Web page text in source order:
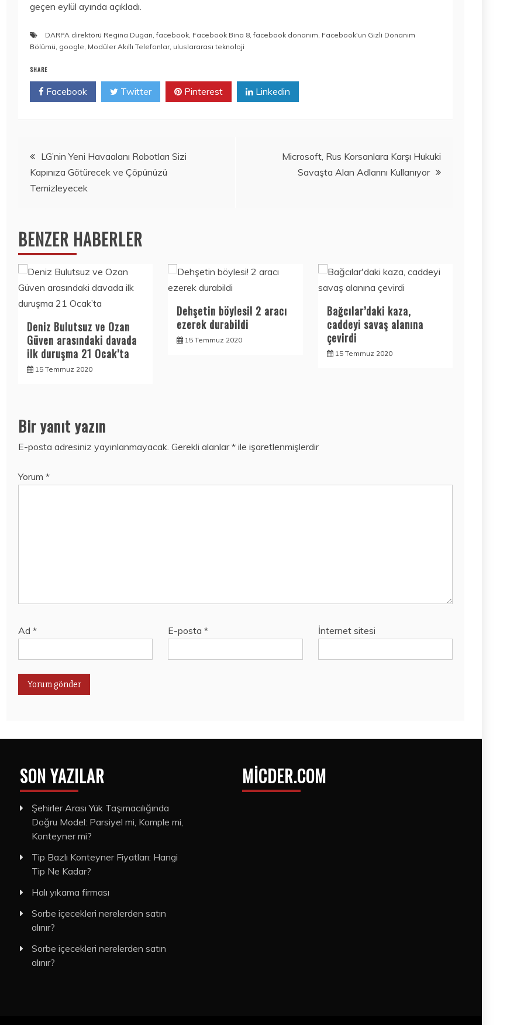
geçen eylül ayında açıkladı.
DARPA direktörü Regina Dugan,facebook, Facebook Bina 8,facebook donanım, Facebook'un Gizli Donanım
Bölümü, google, Modüler Akıllı Telefonlar, uluslararası teknoloji
SHARE
Facebook Twitter Pinterest Linkedin
Yazı
gezinmesi
LG’nin Yeni Havaalanı Robotları Sizi
Kapınıza Götürecek ve Çöpünüzü
Temizleyecek
Microsoft, Rus Korsanlara Karşı Hukuki
Savaşta Alan Adlarını Kullanıyor
BENZER HABERLER
Deniz Bulutsuz ve Ozan
Güven arasındaki davada
ilk duruşma 21 Ocak’ta
15 Temmuz 2020
Dehşetin böylesi! 2 aracı
ezerek durabildi
15 Temmuz 2020
Bağcılar’daki kaza,
caddeyi savaş alanına
çevirdi
15 Temmuz 2020
Bir yanıt yazın
E-posta adresiniz yayınlanmayacak. Gerekli alanlar* ile işaretlenmişlerdir
Yorum *
Ad * E-posta* İnternet sitesi
SON YAZILAR
Şehirler Arası Yük Taşımacılığında
Doğru Model: Parsiyel mi, Komple mi,
Konteyner mi?
Tip Bazlı Konteyner Fiyatları: Hangi
Tip Ne Kadar?
Halı yıkama firması
Sorbe içecekleri nerelerden satın
alınır?
Sorbe içecekleri nerelerden satın
alınır?
MICDER.COM